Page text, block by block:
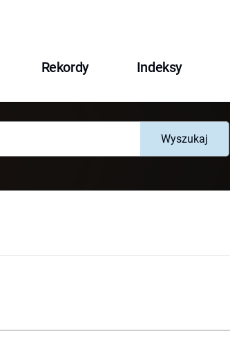
Rekordy Indeksy
Wyszukaj